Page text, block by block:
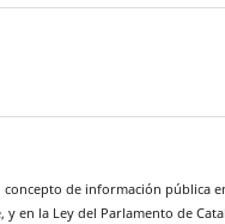
concepto de información pública
y en la Ley del Parlamento de